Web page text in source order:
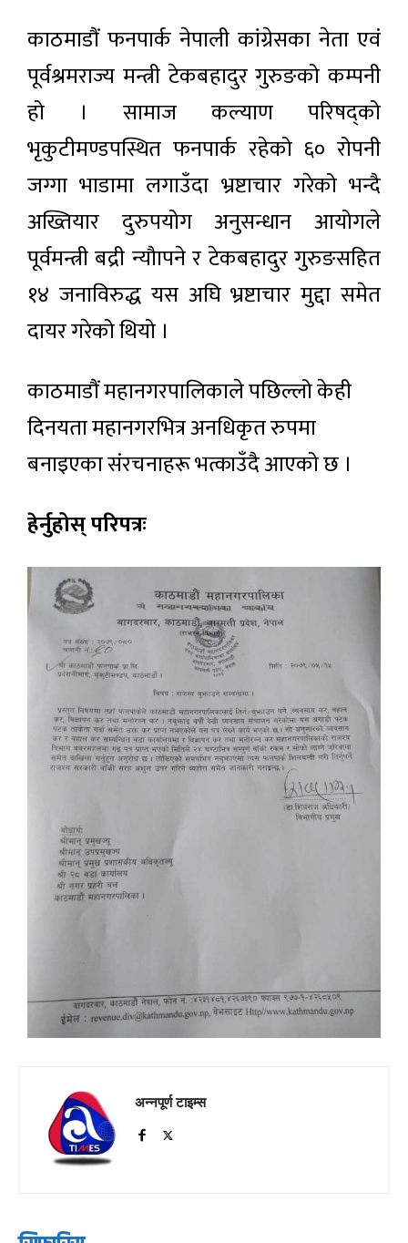
काठमाडौं फनपार्क नेपाली कांग्रेसका नेता एवं
पूर्वश्रमराज्य मन्त्री टेकबहादुर गुरुङको कम्पनी
हो । सामाज कल्याण परिषद्को
भृकुटीमण्डपस्थित फनपार्क रहेको ६० रोपनी
जग्गा भाडामा लगाउँदा भ्रष्टाचार गरेको भन्दै
अख्तियार दुरुपयोग अनुसन्धान आयोगले
पूर्वमन्त्री बद्री न्यौापने र टेकबहादुर गुरुङसहित
१४ जनाविरुद्ध यस अघि भ्रष्टाचार मुद्दा समेत
दायर गरेको थियो ।
काठमाडौं महानगरपालिकाले पछिल्लो केही
दिनयता महानगरभित्र अनधिकृत रुपमा
बनाइएका संरचनाहरू भत्काउँदै आएको छ ।
हेर्नुहोस् परिपत्रः
अन्नपूर्ण टाइम्स